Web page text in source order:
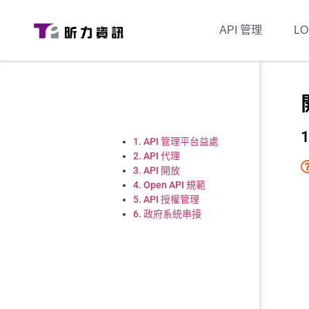
API 管理
1. API 管理平台益處
2. API 代理
3. API 開放
4. Open API 規範
5. API 授權管理
6. 政府系統串接